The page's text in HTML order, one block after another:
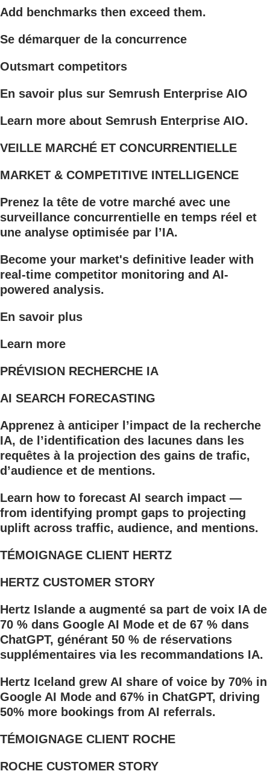
Add benchmarks then exceed them.
Se démarquer de la concurrence
Outsmart competitors
En savoir plus sur Semrush Enterprise AIO
Learn more about Semrush Enterprise AIO.
VEILLE MARCHÉ ET CONCURRENTIELLE
MARKET & COMPETITIVE INTELLIGENCE
Prenez la tête de votre marché avec une
surveillance concurrentielle en temps réel et
une analyse optimisée par l’IA.
Become your market's definitive leader with
real-time competitor monitoring and AI-
powered analysis.
En savoir plus
Learn more
PRÉVISION RECHERCHE IA
AI SEARCH FORECASTING
Apprenez à anticiper l’impact de la recherche
IA, de l’identification des lacunes dans les
requêtes à la projection des gains de trafic,
d’audience et de mentions.
Learn how to forecast AI search impact —
from identifying prompt gaps to projecting
uplift across traffic, audience, and mentions.
TÉMOIGNAGE CLIENT HERTZ
HERTZ CUSTOMER STORY
Hertz Islande a augmenté sa part de voix IA de
70 % dans Google AI Mode et de 67 % dans
ChatGPT, générant 50 % de réservations
supplémentaires via les recommandations IA.
Hertz Iceland grew AI share of voice by 70% in
Google AI Mode and 67% in ChatGPT, driving
50% more bookings from AI referrals.
TÉMOIGNAGE CLIENT ROCHE
ROCHE CUSTOMER STORY